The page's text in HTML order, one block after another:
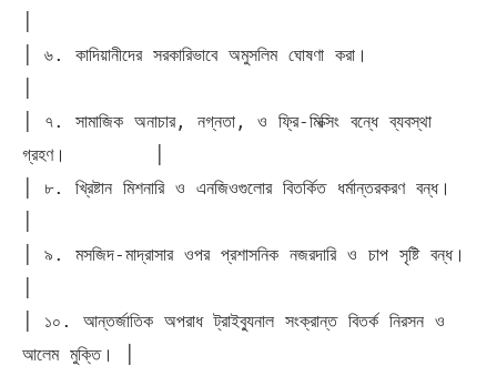
│ ৬. কাদিয়ানীদের সরকারিভাবে অমুসলিম ঘোষণা করা।
│ ৭. সামাজিক অনাচার, নগ্নতা, ও ফ্রি-মিক্সিং বন্ধে ব্যবস্থা
গ্রহণ।        │
│ ৮. খ্রিষ্টান মিশনারি ও এনজিওগুলোর বিতর্কিত ধর্মান্তরকরণ বন্ধ।
│ ৯. মসজিদ-মাদ্রাসার ওপর প্রশাসনিক নজরদারি ও চাপ সৃষ্টি বন্ধ।
│ ১০. আন্তর্জাতিক অপরাধ ট্রাইব্যুনাল সংক্রান্ত বিতর্ক নিরসন ও
আলেম মুক্তি। │